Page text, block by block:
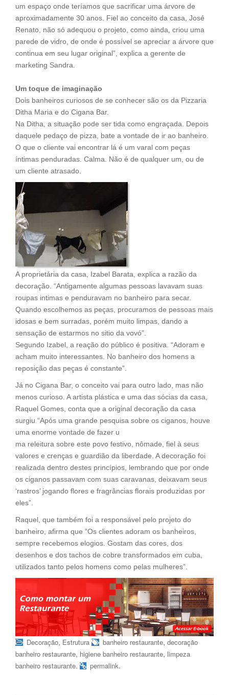
um espaço onde teríamos que sacrificar uma árvore de
aproximadamente 30 anos. Fiel ao conceito da casa, José
Renato, não só adequou o projeto, como ainda, criou uma
parede de vidro, de onde é possível se apreciar a árvore que
continua em seu lugar original”, explica a gerente de
marketing Sandra.
Um toque de imaginação
Dois banheiros curiosos de se conhecer são os da Pizzaria
Ditha Maria e do Cigana Bar.
Na Ditha, a situação pode ser tida como engraçada. Depois
daquele pedaço de pizza, bate a vontade de ir ao banheiro.
O que o cliente vai encontrar lá é um varal com peças
íntimas penduradas. Calma. Não é de qualquer um, ou de
um cliente atrasado.
A proprietária da casa, Izabel Barata, explica a razão da
decoração. “Antigamente algumas pessoas lavavam suas
roupas intimas e penduravam no banheiro para secar.
Quando escolhemos as peças, procuramos de pessoas mais
idosas e bem surradas, porém muito limpas, dando a
sensação de estarmos no sitio da vovó”.
Segundo Izabel, a reação do público é positiva. “Adoram e
acham muito interessantes. No banheiro dos homens a
reposição das peças é constante”.
Já no Cigana Bar, o conceito vai para outro lado, mas não
menos curioso. A artista plástica e uma das sócias da casa,
Raquel Gomes, conta que a original decoração da casa
surgiu “Após uma grande pesquisa sobre os ciganos, houve
uma enorme vontade de fazer u
ma releitura sobre este povo festivo, nômade, fiel à seus
valores e crenças e guardião da liberdade. A decoração foi
realizada dentro destes princípios, lembrando que por onde
os ciganos passavam com suas caravanas, deixavam seus
‘rastros’ jogando flores e fragrâncias florais produzidas por
eles”.
Raquel, que também foi a responsável pelo projeto do
banheiro, afirma que “Os clientes adoram os banheiros,
sempre recebemos elogios. Gostam das cores, dos
desenhos e dos tachos de cobre transformados em cuba,
utilizados tanto pelos homens como pelas mulheres”.
Decoração, Estrutura banheiro restaurante, decoração
banheiro restaurante, higiene banheiro restaurante, limpeza
banheiro restaurante. permalink.